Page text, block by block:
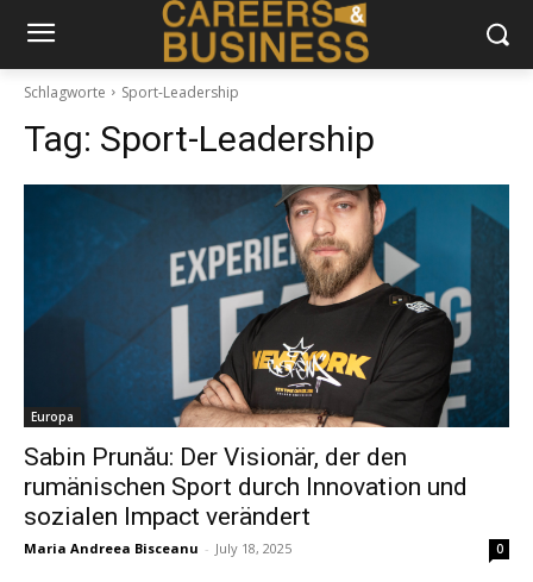
Schlagworte Sport-Leadership
Tag: Sport-Leadership
Europa
Sabin Prunău: Der Visionär, der den
rumänischen Sport durch Innovation und
sozialen Impact verändert
Maria Andreea Bisceanu - July 18, 2025 0